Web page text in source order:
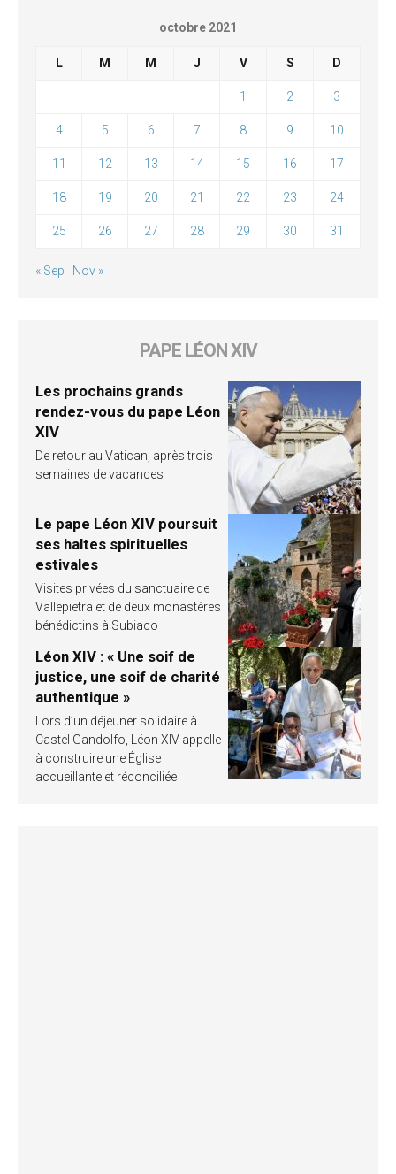
octobre 2021
L M M J V S D
1 2 3
4 5 6 7 8 9 10
11 12 13 14 15 16 17
18 19 20 21 22 23 24
25 26 27 28 29 30 31
« Sep Nov »
PAPE LÉON XIV
Les prochains grands
rendez-vous du pape Léon
XIV
De retour au Vatican, après trois
semaines de vacances
Le pape Léon XIV poursuit
ses haltes spirituelles
estivales
Visites privées du sanctuaire de
Vallepietra et de deux monastères
bénédictins à Subiaco
Léon XIV : « Une soif de
justice, une soif de charité
authentique »
Lors d’un déjeuner solidaire à
Castel Gandolfo, Léon XIV appelle
à construire une Église
accueillante et réconciliée